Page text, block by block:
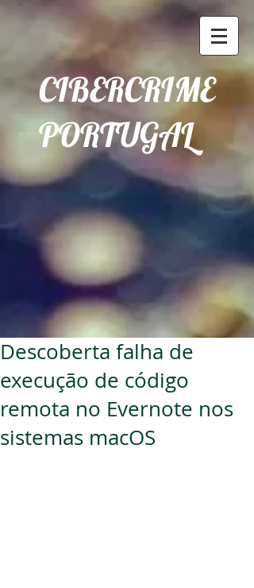
CIBERCRIME
PORTUGAL
Descoberta falha de
execução de código
remota no Evernote nos
sistemas macOS